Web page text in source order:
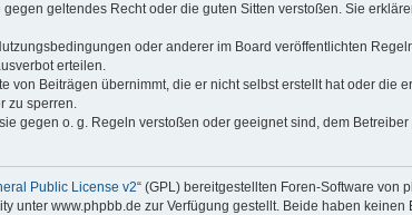
geltendes Recht oder die guten Sitten verstoßen. Sie
oder anderer im Board veröffentlichten
erteilen.
Beiträgen übernimmt, die er nicht selbst erstellt hat oder die
zu sperren.
gegen o. g. Regeln verstoßen oder geeignet sind, dem
Public License v2“ (GPL) bereitgestellten Foren-Software von
www.phpbb.de zur Verfügung gestellt. Beide haben keinen